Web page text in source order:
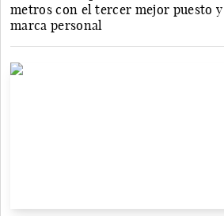
metros con el tercer mejor puesto
marca personal